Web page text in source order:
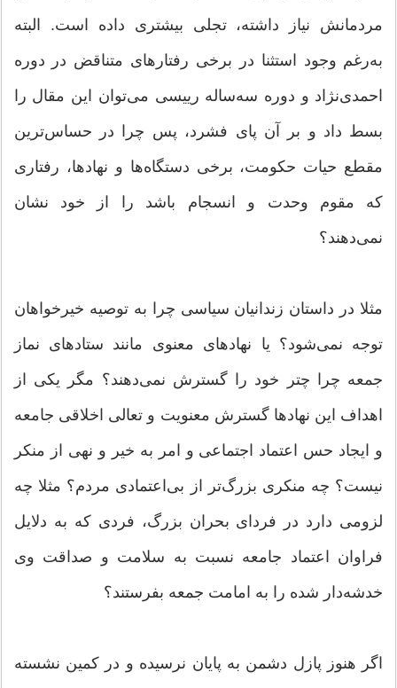
مردمانش نیاز داشته، تجلی بیشتری داده است. البته
به‌رغم وجود استثنا در برخی رفتارهای متناقض در دوره
احمدی‌نژاد و دوره سه‌ساله رییسی می‌توان این مقال را
بسط داد و بر آن پای فشرد، پس چرا در حساس‌ترین
مقطع حیات حکومت، برخی دستگاه‌ها و نهادها، رفتاری
که مقوم وحدت و انسجام باشد را از خود نشان
نمی‌دهند؟
مثلا در داستان زندانیان سیاسی چرا به توصیه خیرخواهان
توجه نمی‌شود؟ یا نهادهای معنوی مانند ستادهای نماز
جمعه چرا چتر خود را گسترش نمی‌دهند؟ مگر یکی از
اهداف این نهادها گسترش معنویت و تعالی اخلاقی جامعه
و ایجاد حس اعتماد اجتماعی و امر به خیر و نهی از منکر
نیست؟ چه منکری بزرگ‌تر از بی‌اعتمادی مردم؟ مثلا چه
لزومی دارد در فردای بحران بزرگ، فردی که به دلایل
فراوان اعتماد جامعه نسبت به سلامت و صداقت وی
خدشه‌دار شده را به امامت جمعه بفرستند؟
اگر هنوز پازل دشمن به پایان نرسیده و در کمین نشسته